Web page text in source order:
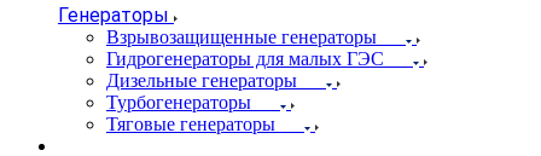
Генераторы
Взрывозащищенные генераторы
Гидрогенераторы для малых ГЭС
Дизельные генераторы
Турбогенераторы
Тяговые генераторы